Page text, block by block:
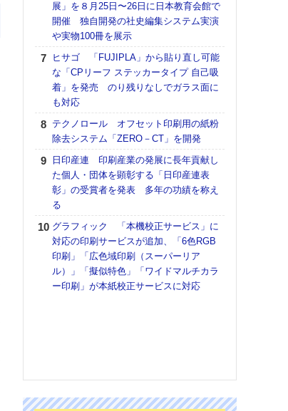
展」を８月25日〜26日に日本教育会館で
開催 独自開発の社史編集システム実演
や実物100冊を展示
ヒサゴ 「FUJIPLA」から貼り直し可能
な「CPリーフ ステッカータイプ 自己吸
着」を発売 のり残りなしでガラス面に
も対応
テクノロール オフセット印刷用の紙粉
除去システム「ZERO－CT」を開発
日印産連 印刷産業の発展に長年貢献し
た個人・団体を顕彰する「日印産連表
彰」の受賞者を発表 多年の功績を称え
る
グラフィック 「本機校正サービス」に
対応の印刷サービスが追加、「6色RGB
印刷」「広色域印刷（スーパーリア
ル）」「擬似特色」「ワイドマルチカラ
ー印刷」が本紙校正サービスに対応